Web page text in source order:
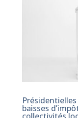
baisses